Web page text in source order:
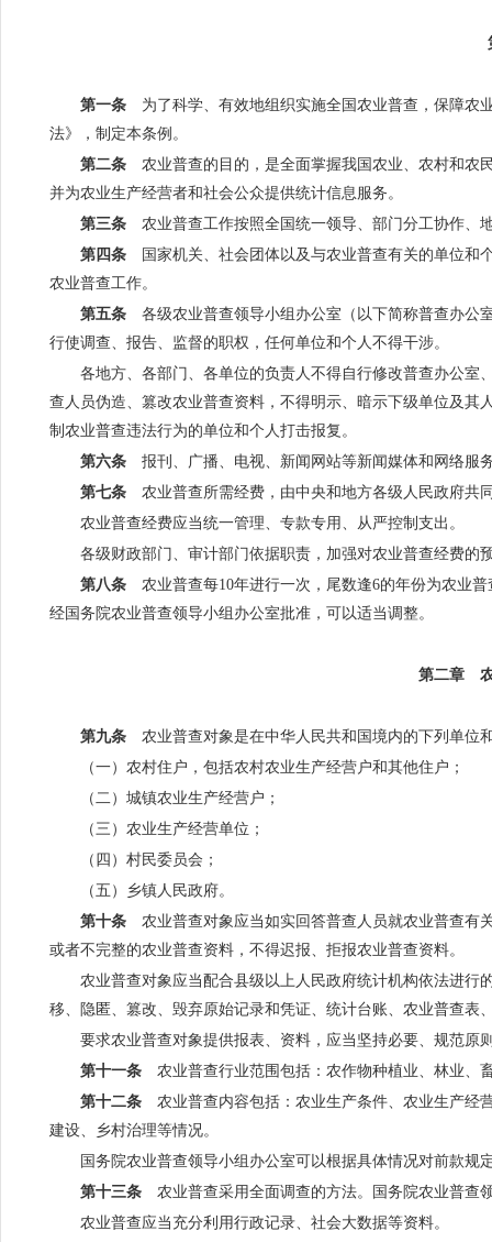
第一条 为了科学、有效地组织实施全国农业普查，保障农
法》，制定本条例。
第二条 农业普查的目的，是全面掌握我国农业、农村和农
并为农业生产经营者和社会公众提供统计信息服务。
第三条 农业普查工作按照全国统一领导、部门分工协作、
第四条 国家机关、社会团体以及与农业普查有关的单位和
农业普查工作。
第五条 各级农业普查领导小组办公室（以下简称普查办公
行使调查、报告、监督的职权，任何单位和个人不得干涉。
各地方、各部门、各单位的负责人不得自行修改普查办公
查人员伪造、篡改农业普查资料，不得明示、暗示下级单位及
制农业普查违法行为的单位和个人打击报复。
第六条 报刊、广播、电视、新闻网站等新闻媒体和网络服
第七条 农业普查所需经费，由中央和地方各级人民政府共
农业普查经费应当统一管理、专款专用、从严控制支出。
各级财政部门、审计部门依据职责，加强对农业普查经费的
第八条 农业普查每10年进行一次，尾数逢6的年份为农业
经国务院农业普查领导小组办公室批准，可以适当调整。
第二章 农
第九条 农业普查对象是在中华人民共和国境内的下列单位
（一）农村住户，包括农村农业生产经营户和其他住户；
（二）城镇农业生产经营户；
（三）农业生产经营单位；
（四）村民委员会；
（五）乡镇人民政府。
第十条 农业普查对象应当如实回答普查人员就农业普查有
或者不完整的农业普查资料，不得迟报、拒报农业普查资料。
农业普查对象应当配合县级以上人民政府统计机构依法进
移、隐匿、篡改、毁弃原始记录和凭证、统计台账、农业普查表
要求农业普查对象提供报表、资料，应当坚持必要、规范
第十一条 农业普查行业范围包括：农作物种植业、林业、
第十二条 农业普查内容包括：农业生产条件、农业生产经
建设、乡村治理等情况。
国务院农业普查领导小组办公室可以根据具体情况对前款规
第十三条 农业普查采用全面调查的方法。国务院农业普查
农业普查应当充分利用行政记录、社会大数据等资料。